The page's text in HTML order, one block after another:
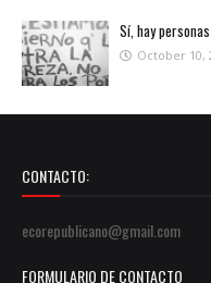
Sí, hay
October 10,
CONTACTO:
ecorepublicano@gmail.com
FORMULARIO DE CONTACTO